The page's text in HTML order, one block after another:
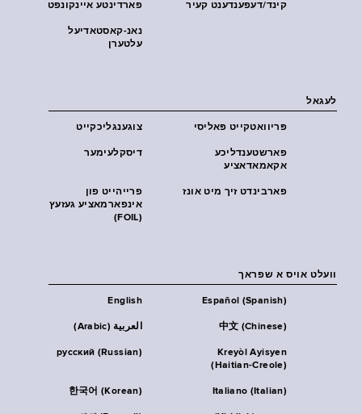
פארדינטע איינקונפט קינד/דעפענדענט קעיר
נאנ-קאסטאדיעל
עלטערן
לעגאל
צוגענגליכקייט פּריוואטקייט פּאליסי
דיסקלעימער
פארשטענדליכע
אקאמאדאציע
פרייהייט פון
אינפארמאציע געזעץ
(FOIL)
פארבינדט זיך מיט אונז
וועלט אויס א שפראך
English Español (Spanish)
العربية (Arabic) 中文 (Chinese)
русский (Russian)
Kreyòl Ayisyen
(Haitian-Creole)
한국어 (Korean) Italiano (Italian)